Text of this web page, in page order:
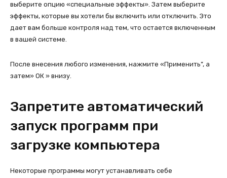
выберите опцию «специальные эффекты». Затем выберите
эффекты, которые вы хотели бы включить или отключить. Это
дает вам больше контроля над тем, что остается включенным
в вашей системе.
После внесения любого изменения, нажмите «Применить”, а
затем» ОК » внизу.
Запретите автоматический
запуск программ при
загрузке компьютера
Некоторые программы могут устанавливать себе